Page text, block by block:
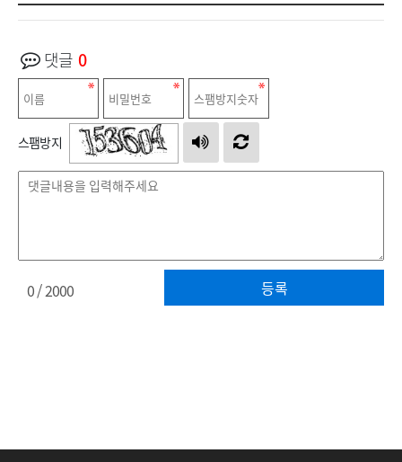
댓글 0
스팸방지
등록
0/ 2000